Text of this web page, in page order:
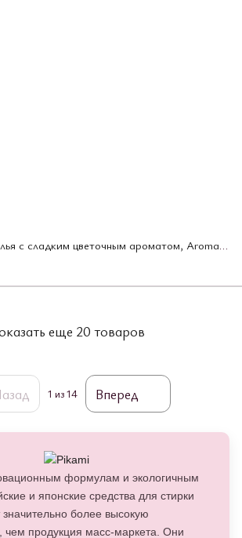
Кондиионер для белья с сладким цветочным ароматом, Aroma Rich Juliette, Lion, 1300 мл (374152)
еще 20 товаров
1 из 14 Вперед
формулам и экологичным
и японские средства для стирки
более высокую
чем продукция масс-маркета. Они